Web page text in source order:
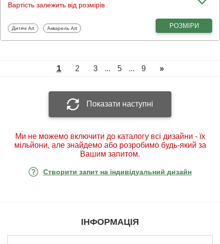
Вартість залежить від розмірів
Фотошпалери
Дитячі Art Фотошпалери
Акварель Art РОЗМІРИ
1 2 3 ... 5 ... 9 »
Показати наступні
Ми не можемо включити до каталогу всі дизайни - їх
мільйони, але знайдемо або розробимо будь-який за
Вашим запитом.
Створити запит на індивідуальний дизайн
ІНФОРМАЦІЯ